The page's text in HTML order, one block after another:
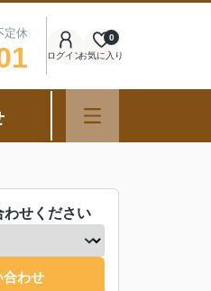
定休
ログインお気に入り
0
わせください
合わせ